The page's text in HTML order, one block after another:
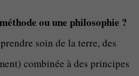
ou une philosophie ?
soin de la terre, des
combinée à des principes